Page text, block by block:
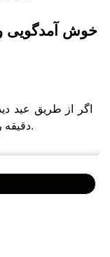
خوش آمدگویی
اگر از طریق عید
دقیقه رو بشنوید و بعد برید سراغ شنیدن اپیزودها.